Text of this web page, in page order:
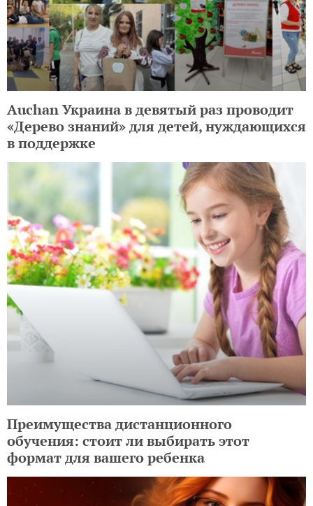
Auchan Украина в девятый раз проводит
«Дерево знаний» для детей, нуждающихся
в поддержке
Преимущества дистанционного
обучения: стоит ли выбирать этот
формат для вашего ребенка